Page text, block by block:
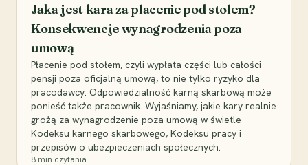
Jaka jest kara za płacenie pod stołem?
Konsekwencje wynagrodzenia poza
umową
Płacenie pod stołem, czyli wypłata części lub całości
pensji poza oficjalną umową, to nie tylko ryzyko dla
pracodawcy. Odpowiedzialność karną skarbową może
ponieść także pracownik. Wyjaśniamy, jakie kary realnie
grożą za wynagrodzenie poza umową w świetle
Kodeksu karnego skarbowego, Kodeksu pracy i
przepisów o ubezpieczeniach społecznych.
8 min czytania